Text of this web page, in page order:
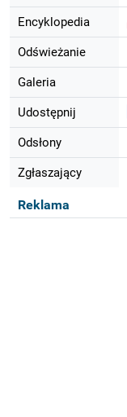
Encyklopedia
Odświeżanie
Galeria
Udostępnij
Odsłony
Zgłaszający
Reklama